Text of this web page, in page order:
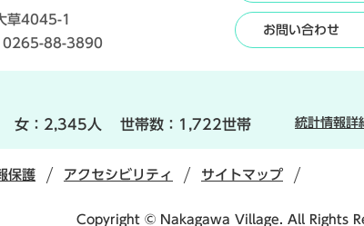
草4045-1
0265-88-3890
お問い合わせ
女： 2,345人 世帯数： 1,722世帯 統計情報詳
保護 アクセシビリティ サイトマップ
Copyright © Nakagawa Village. All Rights